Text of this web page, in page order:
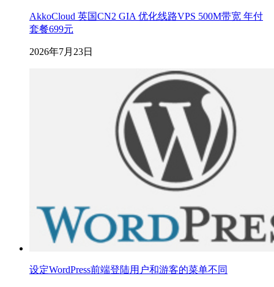
AkkoCloud 英国CN2 GIA 优化线路VPS 500M带宽 年付
套餐699元
2026年7月23日
设定WordPress前端登陆用户和游客的菜单不同